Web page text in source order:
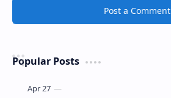
Post a Comment
Popular Posts